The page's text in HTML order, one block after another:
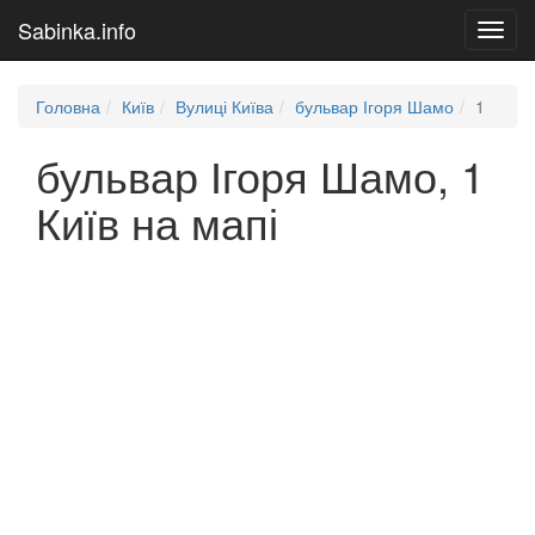
Sabinka.info
Головна Київ Вулиці Київа бульвар Ігоря Шамо 1
бульвар Ігоря Шамо, 1
Київ на мапі